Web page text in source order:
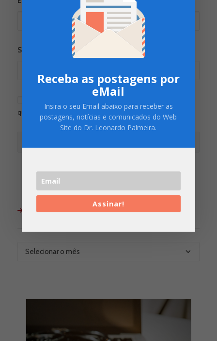
Site
que eu comentar.
ARQUIVO DO BLOG
Arquivo
Receba as postagens por
eMail
Insira o seu Email abaixo para receber as
postagens, notícias e comunicados do Web
Site do Dr. Leonardo Palmeira.
Assinar!